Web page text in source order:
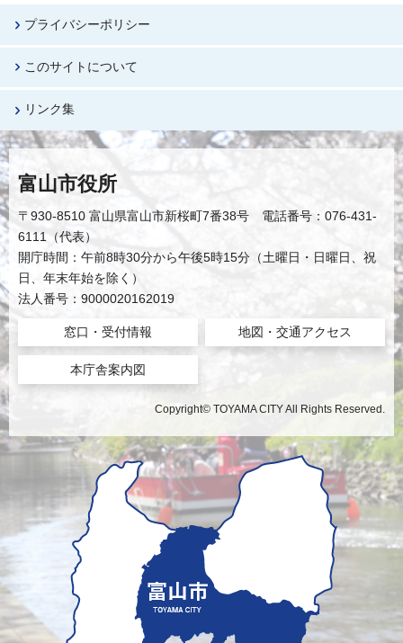
プライバシーポリシー
このサイトについて
リンク集
富山市役所
〒930-8510 富山県富山市新桜町7番38号 電話番号：076-431-
6111（代表）
開庁時間：午前8時30分から午後5時15分（土曜日・日曜日、祝
日、年末年始を除く）
法人番号：9000020162019
窓口・受付情報 地図・交通アクセス
本庁舎案内図
Copyright© TOYAMA CITY All Rights Reserved.